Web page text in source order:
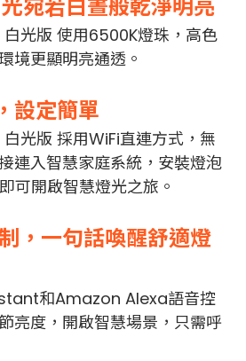
宛若白晝般乾淨明亮
白光版 使用6500K燈珠，高色
境更顯明亮通透。
設定簡單
白光版 採用WiFi直連方式，無
連入智慧家庭系統，安裝燈泡
可開啟智慧燈光之旅。
，一句話喚醒舒適燈
和Amazon Alexa語音控
亮度，開啟智慧場景，只需呼